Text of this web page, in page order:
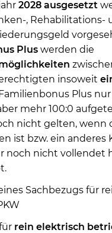
2028 ausgesetzt
, Rehabilitations-
Plus werden die
insoweit
Plus
mehr 100:0
nicht gelten, wenn
ist bzw. ein anderes
noch nicht vollendet
Sachbezugs für
rein elektrisch